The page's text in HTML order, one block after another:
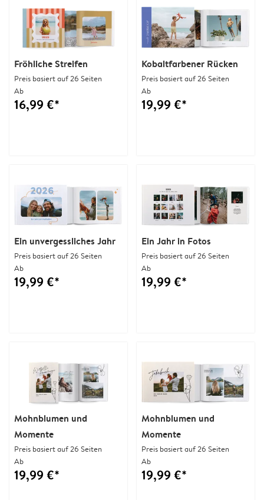
Ein Jahr in Fotos
Preis basiert auf 26 Seiten
Ab
19,99 €*
Ein unvergessliches Jahr
Preis basiert auf 26 Seiten
Ab
19,99 €*
Fröhliche Streifen
Preis basiert auf 26 Seiten
Ab
16,99 €*
Mohnblumen und
Momente
Preis basiert auf 26 Seiten
Ab
19,99 €*
Mohnblumen und
Momente
Preis basiert auf 26 Seiten
Ab
19,99 €*
Kobaltfarbener Rücken
Preis basiert auf 26 Seiten
Ab
19,99 €*